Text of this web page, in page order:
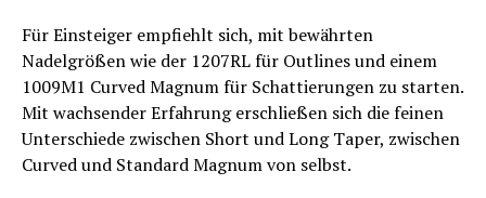
Für Einsteiger empfiehlt sich, mit bewährten
Nadelgrößen wie der 1207RL für Outlines und einem
1009M1 Curved Magnum für Schattierungen zu starten.
Mit wachsender Erfahrung erschließen sich die feinen
Unterschiede zwischen Short und Long Taper, zwischen
Curved und Standard Magnum von selbst.